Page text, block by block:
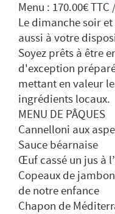
Menu : 170.00€
Le dimanche soir
aussi à votre
Soyez prêts à être
d'exception
mettant en valeur
ingrédients locaux.
MENU DE PÂQUES
Cannelloni aux
Sauce béarnaise
Œuf cassé un jus à
Copeaux de
de notre enfance
Chapon de